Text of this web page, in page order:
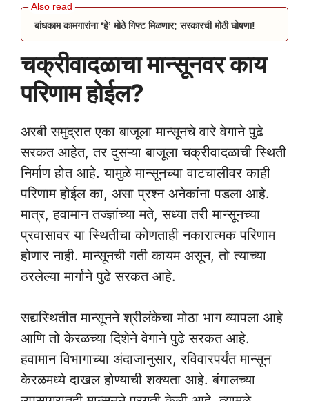
बांधकाम कामगारांना ‘हे’ मोठे गिफ्ट मिळणार; सरकारची मोठी घोषणा!
चक्रीवादळाचा मान्सूनवर काय
परिणाम होईल?
अरबी समुद्रात एका बाजूला मान्सूनचे वारे वेगाने पुढे
सरकत आहेत, तर दुसऱ्या बाजूला चक्रीवादळाची स्थिती
निर्माण होत आहे. यामुळे मान्सूनच्या वाटचालीवर काही
परिणाम होईल का, असा प्रश्न अनेकांना पडला आहे.
मात्र, हवामान तज्ज्ञांच्या मते, सध्या तरी मान्सूनच्या
प्रवासावर या स्थितीचा कोणताही नकारात्मक परिणाम
होणार नाही. मान्सूनची गती कायम असून, तो त्याच्या
ठरलेल्या मार्गाने पुढे सरकत आहे.
सद्यस्थितीत मान्सूनने श्रीलंकेचा मोठा भाग व्यापला आहे
आणि तो केरळच्या दिशेने वेगाने पुढे सरकत आहे.
हवामान विभागाच्या अंदाजानुसार, रविवारपर्यंत मान्सून
केरळमध्ये दाखल होण्याची शक्यता आहे. बंगालच्या